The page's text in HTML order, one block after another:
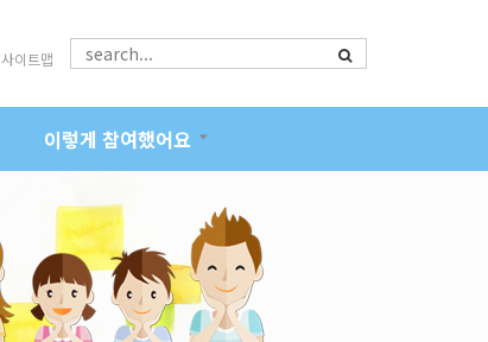
사이트맵
이렇게 참여했어요